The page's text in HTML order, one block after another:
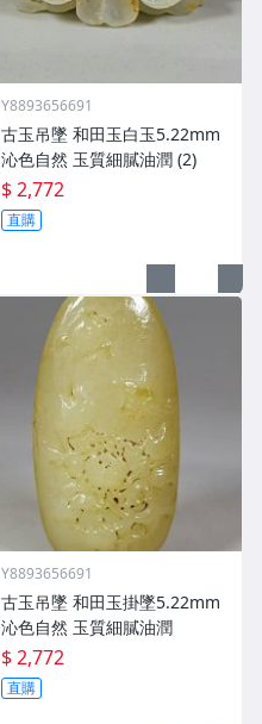
Y8893656691
古玉吊墜 和田玉白玉5.22mm
沁色自然 玉質細膩油潤 (2)
$ 2,772
直購
Y8893656691
古玉吊墜 和田玉掛墜5.22mm
沁色自然 玉質細膩油潤
$ 2,772
直購